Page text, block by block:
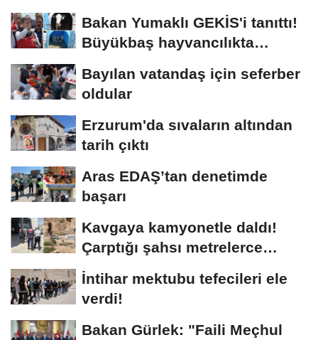
Bakan Yumaklı GEKİS'i tanıttı!
Büyükbaş hayvancılıkta
Bayılan vatandaş için seferber
oldular
Erzurum'da sıvaların altından
tarih çıktı
Aras EDAŞ’tan denetimde
başarı
Kavgaya kamyonetle daldı!
Çarptığı şahsı metrelerce
sürükledi
İntihar mektubu tefecileri ele
verdi!
Bakan Gürlek: "Faili Meçhul